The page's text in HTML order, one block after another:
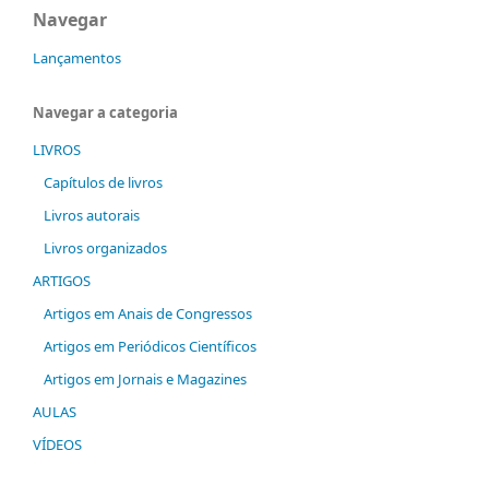
Navegar
Lançamentos
Navegar a categoria
LIVROS
Capítulos de livros
Livros autorais
Livros organizados
ARTIGOS
Artigos em Anais de Congressos
Artigos em Periódicos Científicos
Artigos em Jornais e Magazines
AULAS
VÍDEOS